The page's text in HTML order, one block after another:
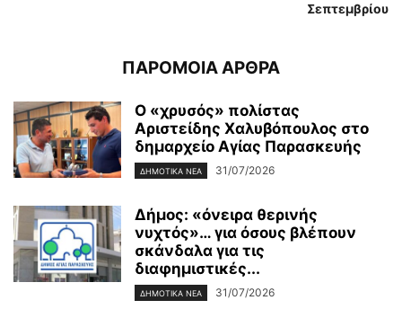
Σεπτεμβρίου
ΠΑΡΟΜΟΙΑ ΑΡΘΡΑ
Ο «χρυσός» πολίστας
Αριστείδης Χαλυβόπουλος στο
δημαρχείο Αγίας Παρασκευής
ΔΗΜΟΤΙΚΑ ΝΕΑ 31/07/2026
Δήμος: «όνειρα θερινής
νυχτός»… για όσους βλέπουν
σκάνδαλα για τις
διαφημιστικές...
ΔΗΜΟΤΙΚΑ ΝΕΑ 31/07/2026